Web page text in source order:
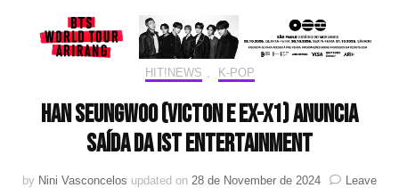
HIT!NEWS K-POP
Han Seungwoo (VICTON e ex-X1) anuncia
saída da IST Entertainment
by Nini Vasconcelos updated on 28 de November de 2024
Leave